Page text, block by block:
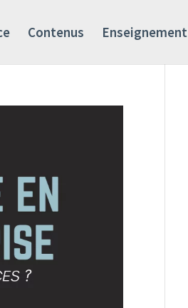
Contenus Enseignement